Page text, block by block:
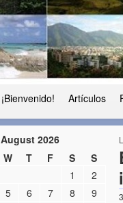
¡Bienvenido! Artículos
August 2026
W T F S
S
1
2
5 6 7 8
9